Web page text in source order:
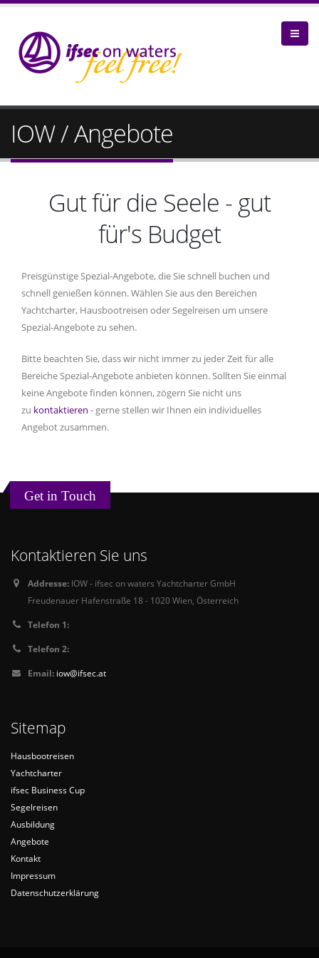
IOW / Angebote
Gut für die Seele - gut
für's Budget
Preisgünstige Spezial-Angebote, die Sie schnell buchen und
schnell genießen können. Wählen Sie aus den Bereichen
Yachtcharter, Hausbootreisen oder Segelreisen um unsere
Spezial-Angebote zu sehen.
Bitte beachten Sie, dass wir nicht immer zu jeder Zeit für alle
Bereiche Spezial-Angebote anbieten können. Sollten Sie einmal
keine Angebote finden können, zögern Sie nicht uns
zu kontaktieren - gerne stellen wir Ihnen ein individuelles
Angebot zusammen.
Get in Touch
Kontaktieren Sie uns
Addresse: IOW - ifsec on waters Yachtcharter GmbH
Freudenauer Hafenstraße 18 - 1020 Wien, Österreich
Telefon 1:
Telefon 2:
Email: iow@ifsec.at
Sitemap
Hausbootreisen
Yachtcharter
ifsec Business Cup
Segelreisen
Ausbildung
Angebote
Kontakt
Impressum
Datenschutzerklärung